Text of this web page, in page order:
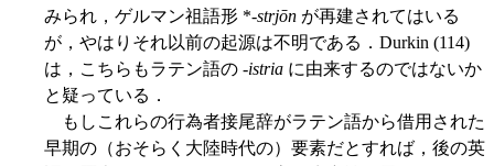
みられ，ゲルマン祖語形 *-strjōn が再建されてはいる
が，やはりそれ以前の起源は不明である．Durkin (114)
は，こちらもラテン語の -istria に由来するのではないか
と疑っている．
もしこれらの行為者接尾辞がラテン語から借用された
早期の（おそらく大陸時代の）要素だとすれば，後の英